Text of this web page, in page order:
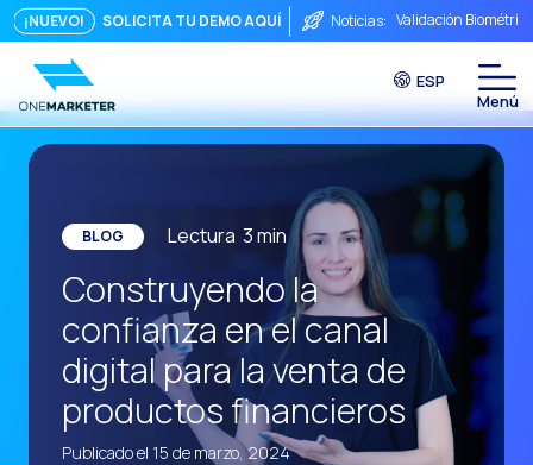
¡NUEVO! SOLICITA TU DEMO AQUÍ Noticias: Validación
Puntos de
Seguridad, ¿Te
Del chat a la
La conversación
Integrar no es
El ROI de una
Conversational
WhatsApp no es
El fin del embudo
Maximizando el
ESP
BLOG Lectura 3min
Construyendo la
confianza en el canal
digital para la venta de
productos financieros
Publicado el 15 de marzo, 2024